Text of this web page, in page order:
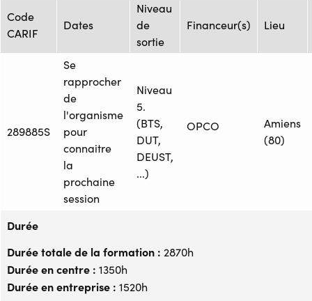
Code
CARIF
Dates
Niveau
de
sortie
Financeur(s) Lieu
289885S
Se
rapprocher
de
l'organisme
pour
connaitre
la
prochaine
session
Niveau
5.
(BTS,
DUT,
DEUST,
...)
OPCO
Amiens
(80)
Durée
Durée totale de la formation : 2870h
Durée en centre : 1350h
Durée en entreprise : 1520h